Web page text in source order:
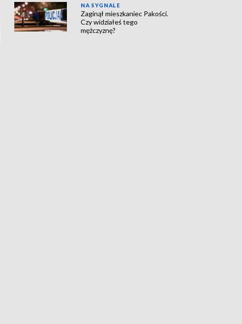
NA SYGNALE
Zaginął mieszkaniec Pakości.
Czy widziałeś tego
mężczyznę?